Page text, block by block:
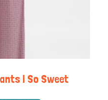
| So Sweet